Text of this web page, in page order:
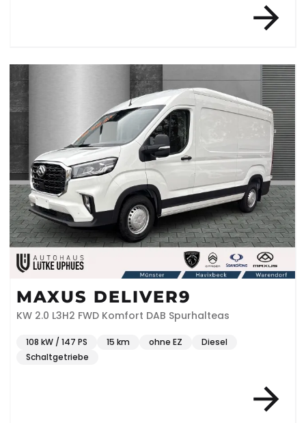
MAXUS DELIVER9
KW 2.0 L3H2 FWD Komfort DAB Spurhalteas
108 kW / 147 PS 15 km ohne EZ
Diesel
Schaltgetriebe